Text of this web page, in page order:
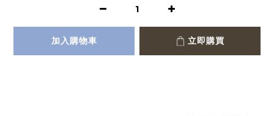
加入購物車 立即購買